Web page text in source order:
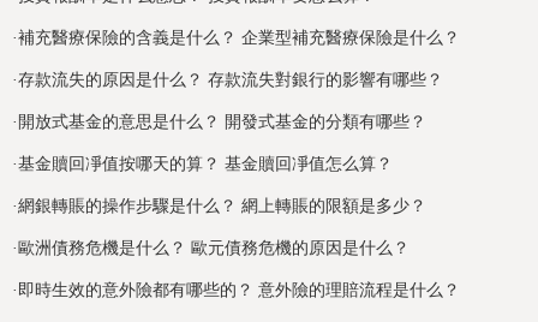
·補充醫療保險的含義是什么？ 企業型補充醫療保險是什么？
·存款流失的原因是什么？ 存款流失對銀行的影響有哪些？
· 開放式基金的意思是什么？ 開發式基金的分類有哪些？
·基金贖回凈值按哪天的算？ 基金贖回凈值怎么算？
·網銀轉賬的操作步驟是什么？ 網上轉賬的限額是多少？
· 歐洲債務危機是什么？ 歐元債務危機的原因是什么？
· 即時生效的意外險都有哪些的？ 意外險的理賠流程是什么？